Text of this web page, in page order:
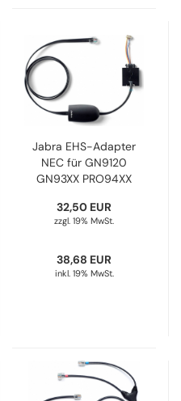
Jabra EHS-Adapter
NEC für GN9120
GN93XX PRO94XX
DHSG 14201-31
32,50 EUR
zzgl. 19% MwSt.
38,68 EUR
inkl. 19% MwSt.